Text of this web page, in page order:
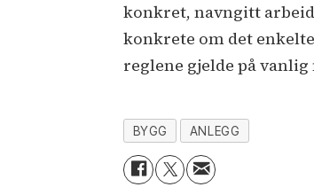
konkret, navngitt
konkrete om det
reglene gjelde på
BYGG ANLEGG